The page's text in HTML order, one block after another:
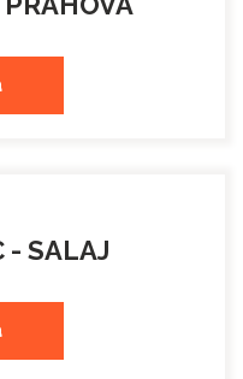
- SALAJ